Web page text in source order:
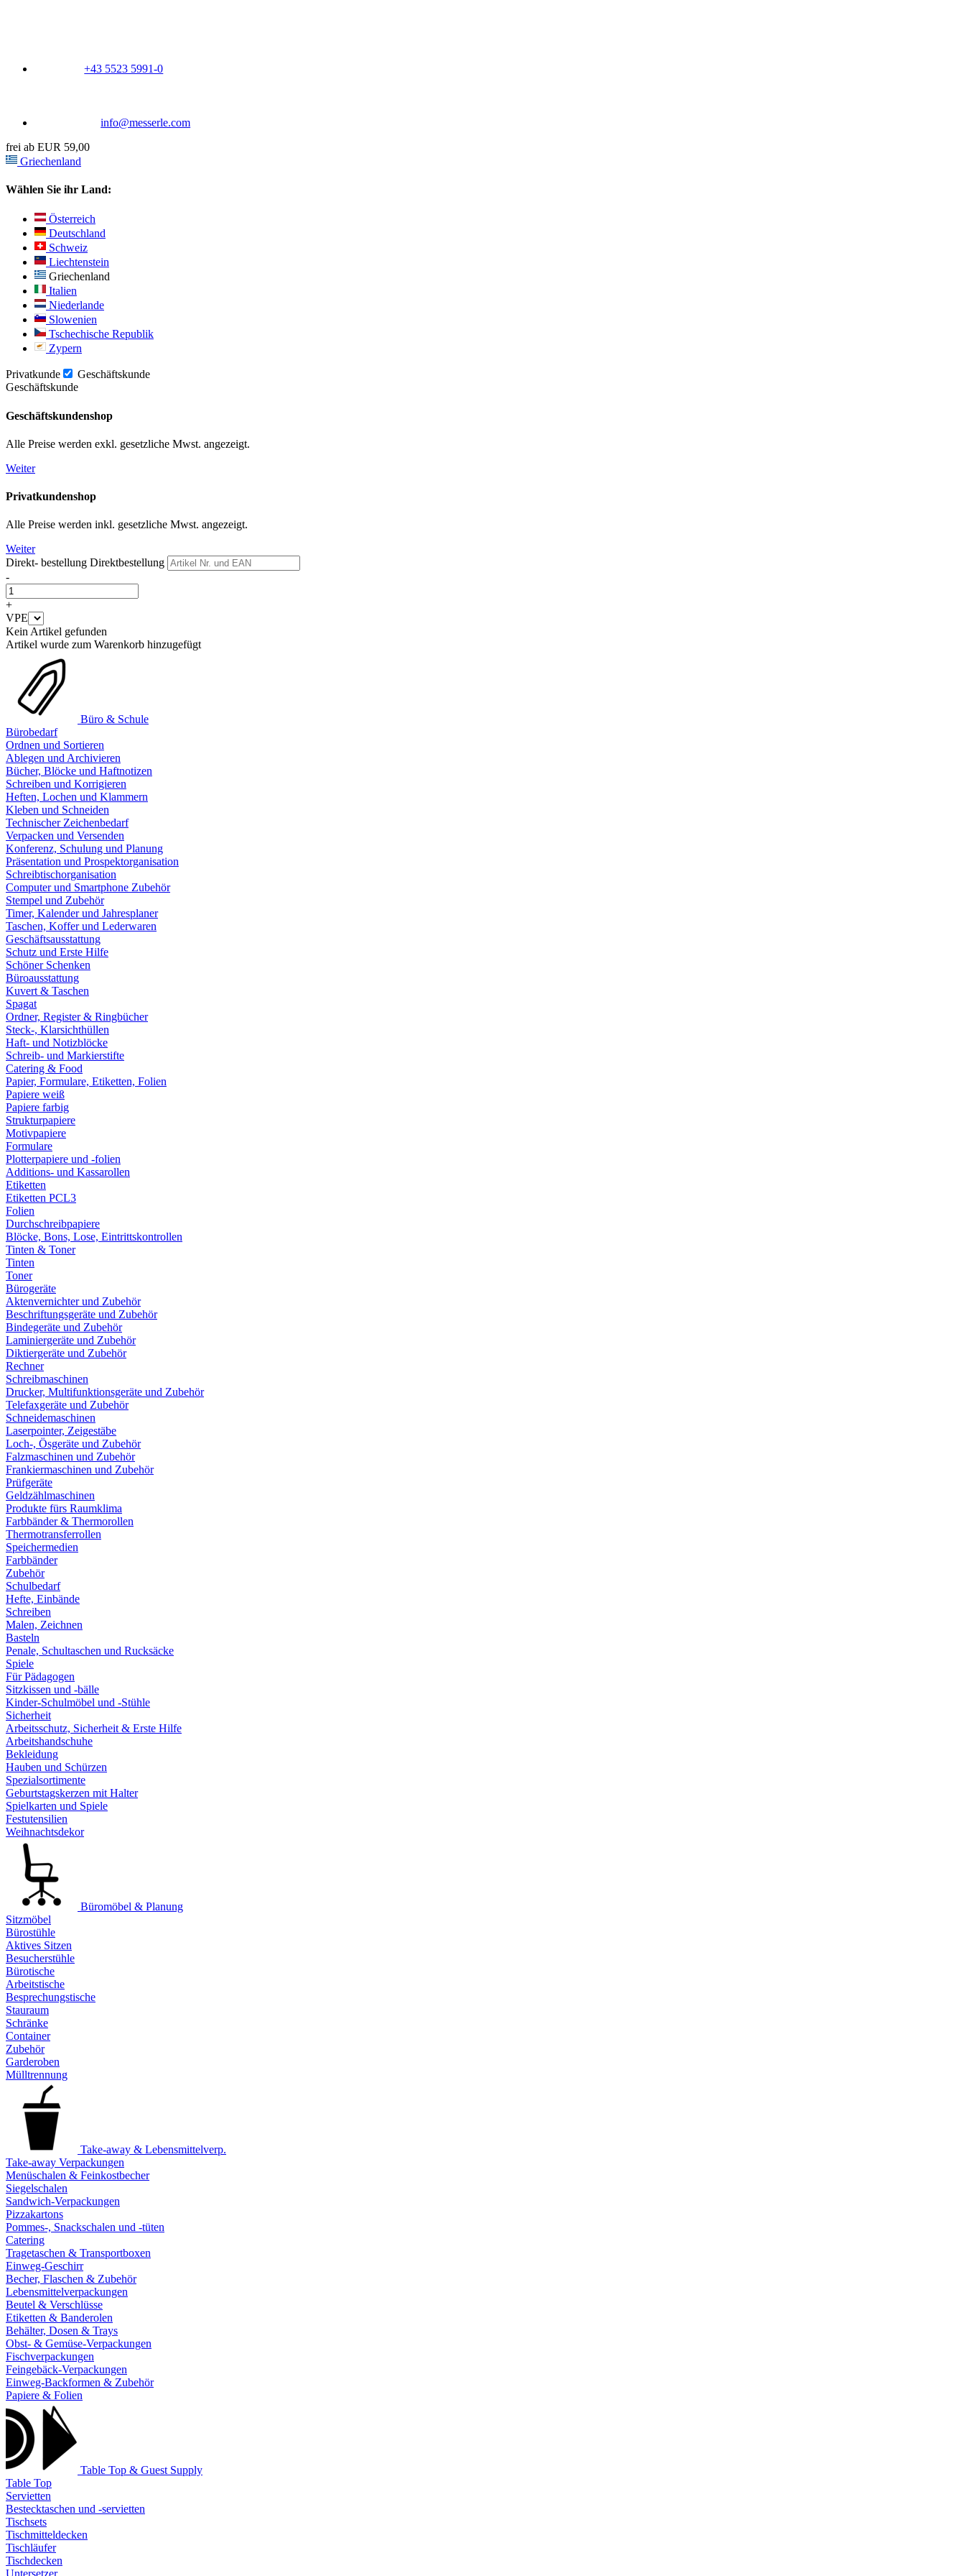
+43 5523 5991-0
info@messerle.com
frei ab EUR 59,00
Griechenland
Wählen Sie ihr Land:
Österreich
Deutschland
Schweiz
Liechtenstein
Griechenland
Italien
Niederlande
Slowenien
Tschechische Republik
Zypern
Privatkunde
Geschäftskunde
Geschäftskunde
Geschäftskundenshop
Alle Preise werden exkl. gesetzliche Mwst. angezeigt.
Weiter
Privatkundenshop
Alle Preise werden inkl. gesetzliche Mwst. angezeigt.
Weiter
Direkt- bestellung Direktbestellung
-
+
VPE
Kein Artikel gefunden
Artikel wurde zum Warenkorb hinzugefügt
Büro & Schule
Bürobedarf
Ordnen und Sortieren
Ablegen und Archivieren
Bücher, Blöcke und Haftnotizen
Schreiben und Korrigieren
Heften, Lochen und Klammern
Kleben und Schneiden
Technischer Zeichenbedarf
Verpacken und Versenden
Konferenz, Schulung und Planung
Präsentation und Prospektorganisation
Schreibtischorganisation
Computer und Smartphone Zubehör
Stempel und Zubehör
Timer, Kalender und Jahresplaner
Taschen, Koffer und Lederwaren
Geschäftsausstattung
Schutz und Erste Hilfe
Schöner Schenken
Büroausstattung
Kuvert & Taschen
Spagat
Ordner, Register & Ringbücher
Steck-, Klarsichthüllen
Haft- und Notizblöcke
Schreib- und Markierstifte
Catering & Food
Papier, Formulare, Etiketten, Folien
Papiere weiß
Papiere farbig
Strukturpapiere
Motivpapiere
Formulare
Plotterpapiere und -folien
Additions- und Kassarollen
Etiketten
Etiketten PCL3
Folien
Durchschreibpapiere
Blöcke, Bons, Lose, Eintrittskontrollen
Tinten & Toner
Tinten
Toner
Bürogeräte
Aktenvernichter und Zubehör
Beschriftungsgeräte und Zubehör
Bindegeräte und Zubehör
Laminiergeräte und Zubehör
Diktiergeräte und Zubehör
Rechner
Schreibmaschinen
Drucker, Multifunktionsgeräte und Zubehör
Telefaxgeräte und Zubehör
Schneidemaschinen
Laserpointer, Zeigestäbe
Loch-, Ösgeräte und Zubehör
Falzmaschinen und Zubehör
Frankiermaschinen und Zubehör
Prüfgeräte
Geldzählmaschinen
Produkte fürs Raumklima
Farbbänder & Thermorollen
Thermotransferrollen
Speichermedien
Farbbänder
Zubehör
Schulbedarf
Hefte, Einbände
Schreiben
Malen, Zeichnen
Basteln
Penale, Schultaschen und Rucksäcke
Spiele
Für Pädagogen
Sitzkissen und -bälle
Kinder-Schulmöbel und -Stühle
Sicherheit
Arbeitsschutz, Sicherheit & Erste Hilfe
Arbeitshandschuhe
Bekleidung
Hauben und Schürzen
Spezialsortimente
Geburtstagskerzen mit Halter
Spielkarten und Spiele
Festutensilien
Weihnachtsdekor
Büromöbel & Planung
Sitzmöbel
Bürostühle
Aktives Sitzen
Besucherstühle
Bürotische
Arbeitstische
Besprechungstische
Stauraum
Schränke
Container
Zubehör
Garderoben
Mülltrennung
Take-away & Lebensmittelverp.
Take-away Verpackungen
Menüschalen & Feinkostbecher
Siegelschalen
Sandwich-Verpackungen
Pizzakartons
Pommes-, Snackschalen und -tüten
Catering
Tragetaschen & Transportboxen
Einweg-Geschirr
Becher, Flaschen & Zubehör
Lebensmittelverpackungen
Beutel & Verschlüsse
Etiketten & Banderolen
Behälter, Dosen & Trays
Obst- & Gemüse-Verpackungen
Fischverpackungen
Feingebäck-Verpackungen
Einweg-Backformen & Zubehör
Papiere & Folien
Table Top & Guest Supply
Table Top
Servietten
Bestecktaschen und -servietten
Tischsets
Tischmitteldecken
Tischläufer
Tischdecken